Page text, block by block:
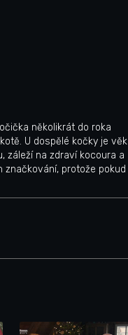
několikrát do roka
U dospělé kočky je věk
záleží na zdraví kocoura a
protože pokud